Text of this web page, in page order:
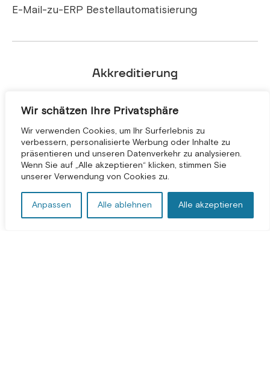
Wir schätzen Ihre Privatsphäre
Wir verwenden Cookies, um Ihr Surferlebnis zu
verbessern, personalisierte Werbung oder Inhalte zu
präsentieren und unseren Datenverkehr zu analysieren.
Wenn Sie auf „Alle akzeptieren“ klicken, stimmen Sie
unserer Verwendung von Cookies zu.
Anpassen Alle ablehnen Alle akzeptieren
KOSTENLOSE BERATUNG *
E-Mail-zu-ERP Bestellautomatisierung
Akkreditierung